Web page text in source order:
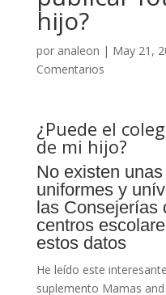
hijo?
por analeon | May 21,
Comentarios
¿Puede el
de mi hijo?
No existen
uniformes y
las Consejerías
centros
estos datos
He leído este
suplemento Mamas